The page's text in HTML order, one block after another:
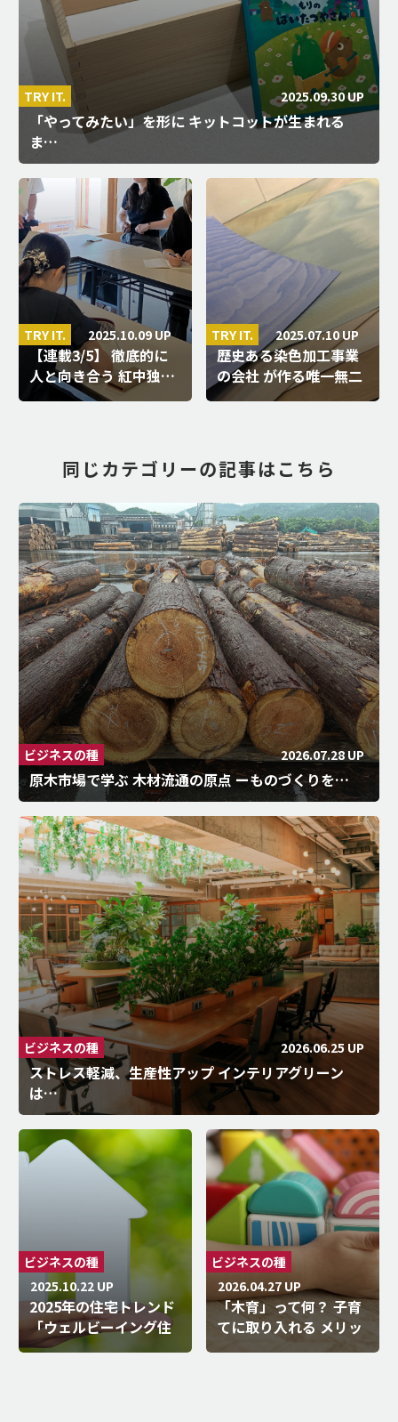
TRY IT. 2025.09.30 UP
「やってみたい」を形に キットコットが生まれる
ま…
TRY IT. 2025.10.09 UP
【連載3/5】 徹底的に
人と向き合う 紅中独…
TRY IT. 2025.07.10 UP
歴史ある染色加工事業
の会社 が作る唯一無二
の布素…
同じカテゴリーの記事はこちら
ビジネスの種 2026.07.28 UP
原木市場で学ぶ 木材流通の原点 ーものづくりを…
ビジネスの種 2026.06.25 UP
ストレス軽減、生産性アップ インテリアグリーン
は…
ビジネスの種
2025.10.22 UP
2025年の住宅トレンド
「ウェルビーイング住
宅…
ビジネスの種
2026.04.27 UP
「木育」って何？ 子育
てに取り入れる メリッ
ト…